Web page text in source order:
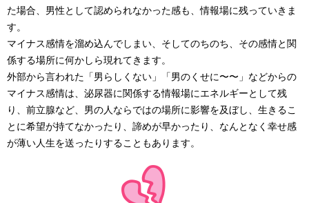
た場合、男性として認められなかった感も、情報場に残っていきま
す。
マイナス感情を溜め込んでしまい、そしてのちのち、その感情と関
係する場所に何かしら現れてきます。
外部から言われた「男らしくない」「男のくせに〜〜」などからの
マイナス感情は、泌尿器に関係する情報場にエネルギーとして残
り、前立腺など、男の人ならではの場所に影響を及ぼし、生きるこ
とに希望が持てなかったり、諦めが早かったり、なんとなく幸せ感
が薄い人生を送ったりすることもあります。